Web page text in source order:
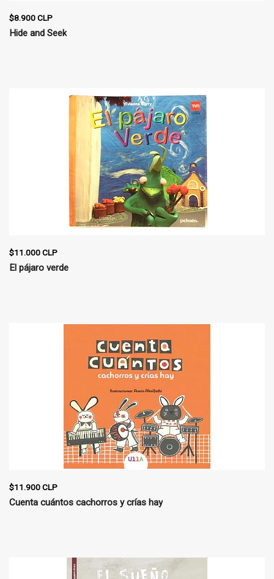
$8.900 CLP
Hide and Seek
$11.000 CLP
El pájaro verde
$11.900 CLP
Cuenta cuántos cachorros y crías hay